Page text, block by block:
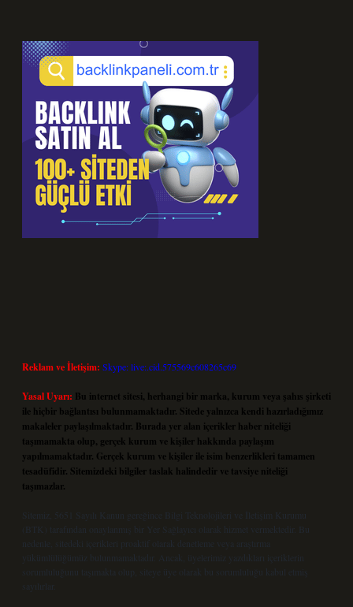
Reklam ve İletişim: Skype: live:.cid.575569c608265c69
Yasal Uyarı: Bu internet sitesi, herhangi bir marka, kurum veya şahıs şirketi
ile hiçbir bağlantısı bulunmamaktadır. Sitede yalnızca kendi hazırladığımız
makaleler paylaşılmaktadır. Burada yer alan içerikler haber niteliği
taşımamakta olup, gerçek kurum ve kişiler hakkında paylaşım
yapılmamaktadır. Gerçek kurum ve kişiler ile isim benzerlikleri tamamen
tesadüfidir. Sitemizdeki bilgiler taslak halindedir ve tavsiye niteliği
taşımazlar.
Sitemiz, 5651 Sayılı Kanun gereğince Bilgi Teknolojileri ve İletişim Kurumu
(BTK) tarafından onaylanmış bir Yer Sağlayıcı olarak hizmet vermektedir. Bu
nedenle, sitedeki içerikleri proaktif olarak denetleme veya araştırma
yükümlülüğümüz bulunmamaktadır. Ancak, üyelerimiz yazdıkları içeriklerin
sorumluluğunu taşımakta olup, siteye üye olarak bu sorumluluğu kabul etmiş
sayılırlar.